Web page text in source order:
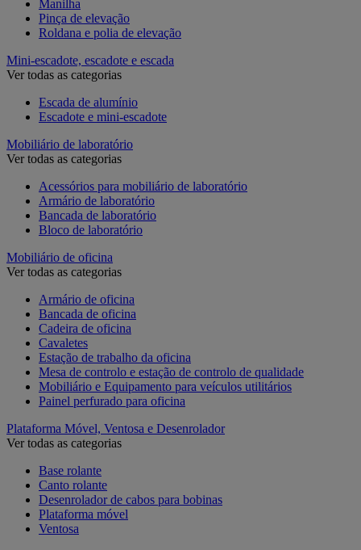
Manilha
Pinça de elevação
Roldana e polia de elevação
Mini-escadote, escadote e escada
Ver todas as categorias
Escada de alumínio
Escadote e mini-escadote
Mobiliário de laboratório
Ver todas as categorias
Acessórios para mobiliário de laboratório
Armário de laboratório
Bancada de laboratório
Bloco de laboratório
Mobiliário de oficina
Ver todas as categorias
Armário de oficina
Bancada de oficina
Cadeira de oficina
Cavaletes
Estação de trabalho da oficina
Mesa de controlo e estação de controlo de qualidade
Mobiliário e Equipamento para veículos utilitários
Painel perfurado para oficina
Plataforma Móvel, Ventosa e Desenrolador
Ver todas as categorias
Base rolante
Canto rolante
Desenrolador de cabos para bobinas
Plataforma móvel
Ventosa